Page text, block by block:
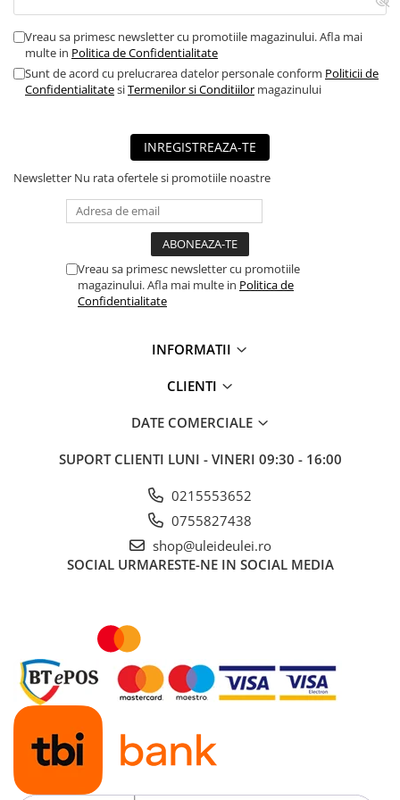
■ Capace roti
■ Stergatoare auto
■ Suporturi portbagaj
■ Consumabile service
■ Produse universale
■ Echipamente atelier
■ Scule si echipamente
■ Odorizanti auto
■ Consumabile vopsitorie
■ Accesorii vehicule electrice
■ Bancuri de scule
■ Ulei motor LIQUI MOLY
■ Ulei motor CASTROL
■ Ulei motor MOBIL
■ Ulei motor MOTUL
■ Ulei motor FUCHS
■ Ulei motor VALVOLINE
Vreau sa primesc newsletter cu promotiile magazinului. Afla mai
multe in Politica de Confidentialitate
Sunt de acord cu prelucrarea datelor personale conform Politicii de
ConfidentialitatesiTermenilor si Conditiilor magazinului
INREGISTREAZA-TE
Newsletter Nu rata ofertele si promotiile noastre
Vreau sa primesc newsletter cu promotiile
magazinului. Afla mai multe in Politica de
Confidentialitate
INFORMATII
CLIENTI
DATE COMERCIALE
SUPORT CLIENTI LUNI - VINERI 09:30 - 16:00
0215553652
0755827438
shop@uleideulei.ro
SOCIAL URMARESTE-NE IN SOCIAL MEDIA